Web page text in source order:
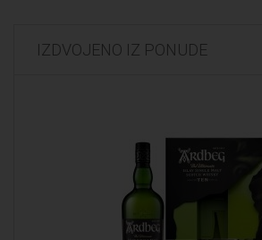
IZDVOJENO IZ PONUDE